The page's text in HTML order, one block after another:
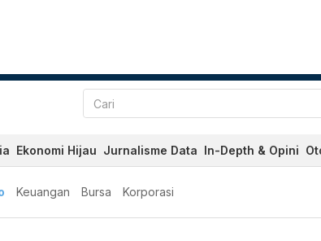
Ekonomi Hijau Jurnalisme Data In-Depth & Opini
Keuangan Bursa Korporasi